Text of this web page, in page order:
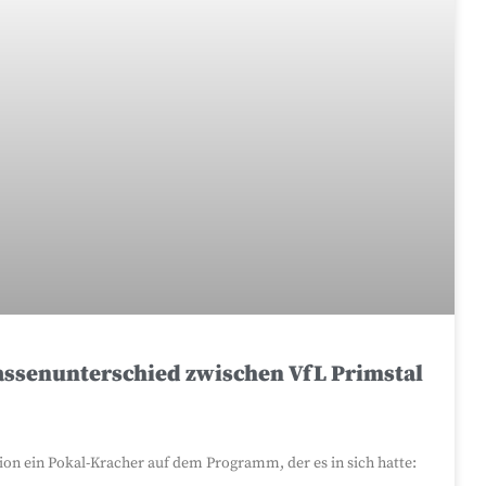
zwischen VfL Primstal
ein Pokal-Kracher auf dem Programm, der es in sich hatte: